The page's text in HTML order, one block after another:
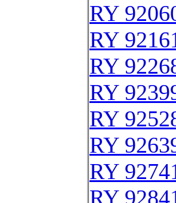
RY
RY
RY
RY
RY
RY
RY
RY